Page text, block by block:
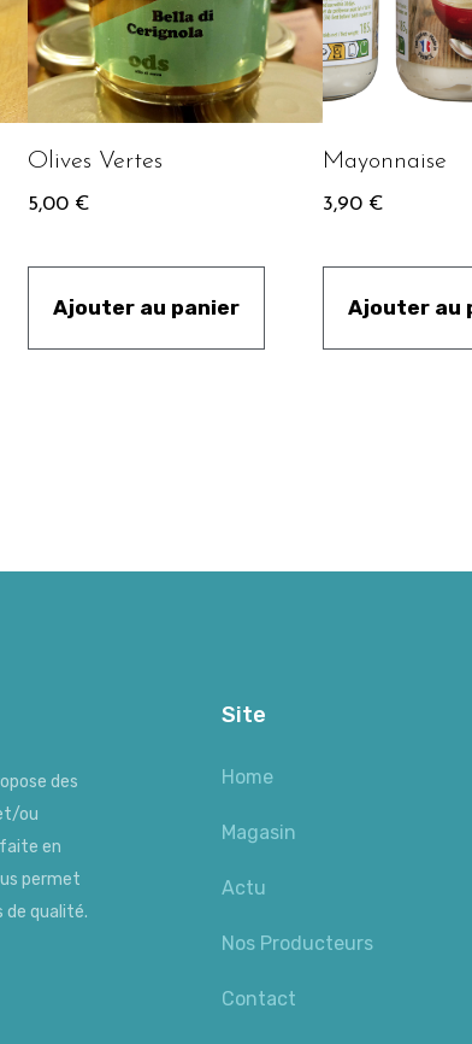
Olives Vertes
5,00 €
Ajouter au panier
Mayonnaise
3,90 €
Ajouter au
des
ou
en
permet
de qualité.
Site
Home
Magasin
Actu
Nos Producteurs
Contact